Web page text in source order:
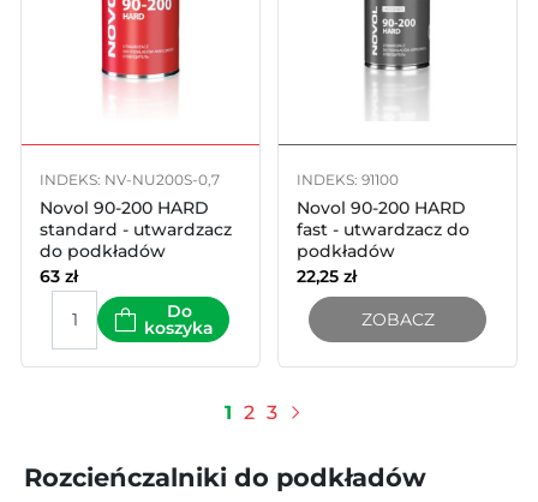
INDEKS: NV-NU200S-0,7
Novol 90-200 HARD
standard - utwardzacz
do podkładów
akrylowych 700ml
63 zł
Do
koszyka
INDEKS: 91100
Novol 90-200 HARD
fast - utwardzacz do
podkładów
akrylowych 200ml
22,25 zł
ZOBACZ
1 2 3
Rozcieńczalniki do podkładów